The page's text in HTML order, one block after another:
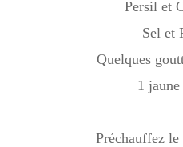
Persil et
Sel et
Quelques
1 jaune
Préchauffez le